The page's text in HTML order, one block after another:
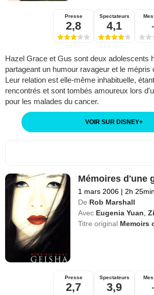
Presse
2,8
Spectateurs
4,1
Hazel Grace et Gus sont deux adolescents
partageant un humour ravageur et le mépris
Leur relation est elle-même inhabituelle,
rencontrés et sont tombés amoureux lors
pour les malades du cancer.
VOIR SUR DISNEY+
Mémoires d'une
1 mars 2006 | 2h 25min
De Rob Marshall
Avec Eugenia Yuan ,
Titre original Memoirs
Presse
2,7
Spectateurs
3,9